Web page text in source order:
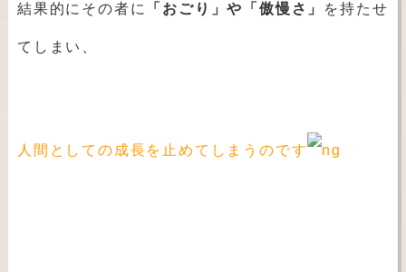
結果的にその者に 「おごり」や「傲慢さ」 を持たせ
てしまい、
人間としての成長を止めてしまうのです